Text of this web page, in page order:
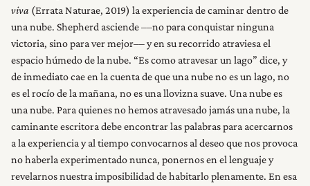
viva (Errata Naturae, 2019) la experiencia de caminar dentro de
una nube. Shepherd asciende ––no para conquistar ninguna
victoria, sino para ver mejor–– y en su recorrido atraviesa el
espacio húmedo de la nube. “Es como atravesar un lago” dice, y
de inmediato cae en la cuenta de que una nube no es un lago, no
es el rocío de la mañana, no es una llovizna suave. Una nube es
una nube. Para quienes no hemos atravesado jamás una nube, la
caminante escritora debe encontrar las palabras para acercarnos
a la experiencia y al tiempo convocarnos al deseo que nos provoca
no haberla experimentado nunca, ponernos en el lenguaje y
revelarnos nuestra imposibilidad de habitarlo plenamente. En esa